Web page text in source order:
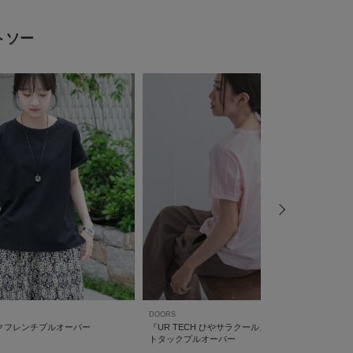
ソー
フレンチプルオーバー
DOORS
『UR TECH ひやサラクール』バックポイン
トタックプルオーバー